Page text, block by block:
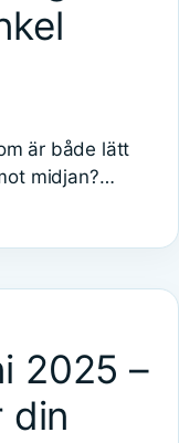
är både lätt
midjan?…
2025 –
din